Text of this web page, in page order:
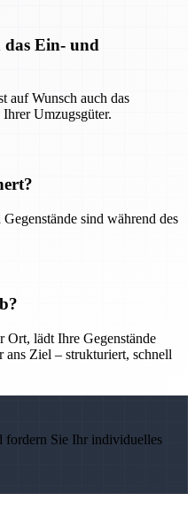
Ein- und
auf Wunsch auch das
Umzugsgüter.
sind während des
Ort, lädt Ihre Gegenstände
ans Ziel – strukturiert, schnell
fordern Sie Ihr individuelles